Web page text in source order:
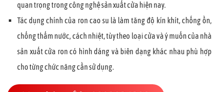
quan trọng trong công nghệ sản xuất cửa hiện nay.
Tác dụng chính của ron cao su là làm tăng độ kín khít, chống ồn,
chống thấm nước, cách nhiệt, tùy theo loại cửa và ý muốn của nhà
sản xuất cửa ron có hình dáng và biên dạng khác nhau phù hợp
cho từng chức năng cần sử dụng.